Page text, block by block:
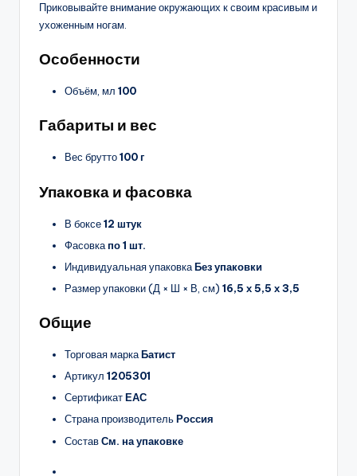
Приковывайте внимание окружающих к своим красивым и
ухоженным ногам.
Особенности
Объём, мл 100
Габариты и вес
Вес брутто100 г
Упаковка и фасовка
В боксе12 штук
Фасовкапо 1 шт.
Индивидуальная упаковкаБез упаковки
Размер упаковки (Д × Ш × В, см) 16,5 х 5,5 х 3,5
Общие
Торговая маркаБатист
Артикул 1205301
СертификатЕАС
Страна производительРоссия
СоставСм. на упаковке